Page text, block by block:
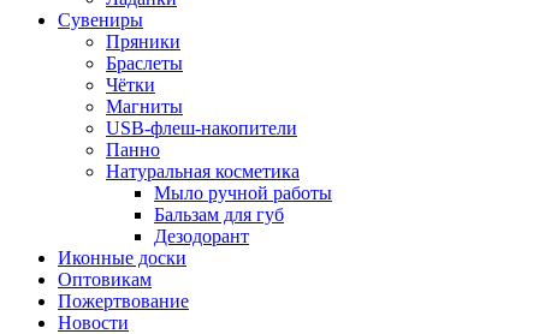
Сувениры
Пряники
Браслеты
Чётки
Магниты
USB-флеш-накопители
Панно
Натуральная косметика
Мыло ручной работы
Бальзам для губ
Дезодорант
Иконные доски
Оптовикам
Пожертвование
Новости